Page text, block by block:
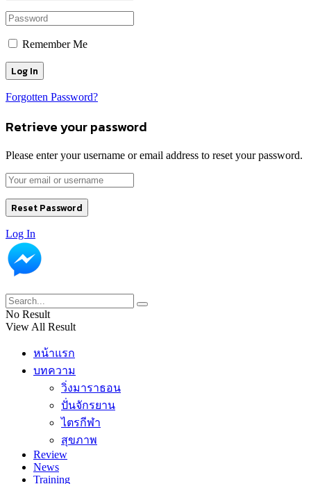
Remember Me
Forgotten Password?
Retrieve your password
Please enter your username or email address to reset your password.
Log In
No Result
View All Result
หน้าแรก
บทความ
วิ่งมาราธอน
ปั่นจักรยาน
ไตรกีฬา
สุขภาพ
Review
News
Training